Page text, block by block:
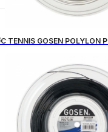
TENNIS GOSEN POLYLON